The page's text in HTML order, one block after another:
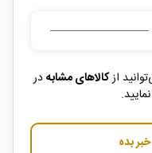
ازکالاهای مشابهدر
بده